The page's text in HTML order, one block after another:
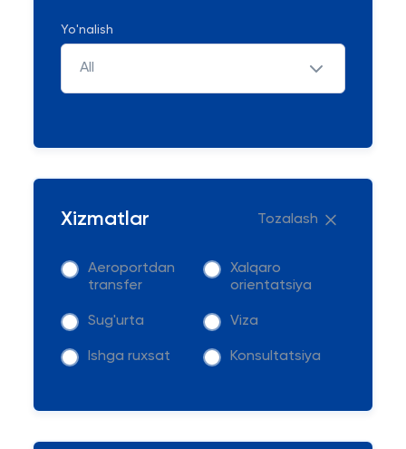
Yo'nalish
All
Xizmatlar Tozalash
Aeroportdan
transfer
Xalqaro
orientatsiya
Sug'urta Viza
Ishga ruxsat Konsultatsiya